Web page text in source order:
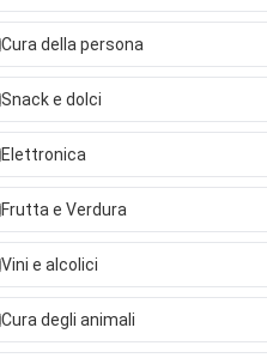
Cura della persona
Snack e dolci
Elettronica
Frutta e Verdura
Vini e alcolici
Cura degli animali